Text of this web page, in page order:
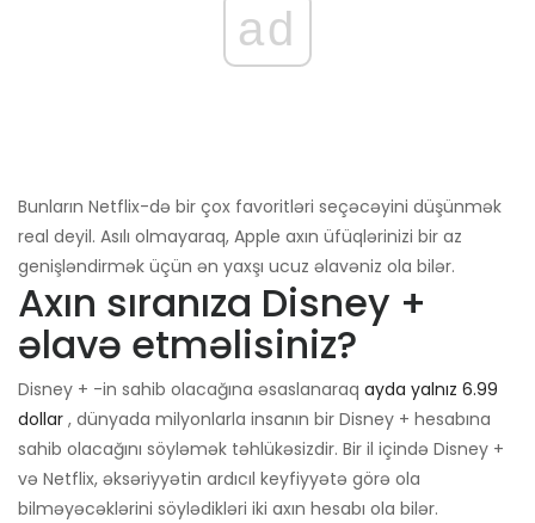
ad
Bunların Netflix-də bir çox favoritləri seçəcəyini düşünmək
real deyil. Asılı olmayaraq, Apple axın üfüqlərinizi bir az
genişləndirmək üçün ən yaxşı ucuz əlavəniz ola bilər.
Axın sıranıza Disney +
əlavə etməlisiniz?
Disney + -in sahib olacağına əsaslanaraq ayda yalnız 6.99
dollar , dünyada milyonlarla insanın bir Disney + hesabına
sahib olacağını söyləmək təhlükəsizdir. Bir il içində Disney +
və Netflix, əksəriyyətin ardıcıl keyfiyyətə görə ola
bilməyəcəklərini söylədikləri iki axın hesabı ola bilər.